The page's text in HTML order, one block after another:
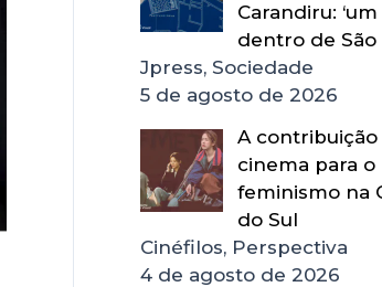
Carandiru:
dentro de São
Jpress, Sociedade
5 de agosto de 2026
A contribuição
cinema para o
feminismo na
do Sul
Cinéfilos, Perspectiva
4 de agosto de 2026